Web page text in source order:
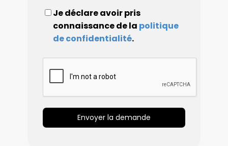
Je déclare avoir pris
connaissance de la politique
de confidentialité.
Envoyer la demande